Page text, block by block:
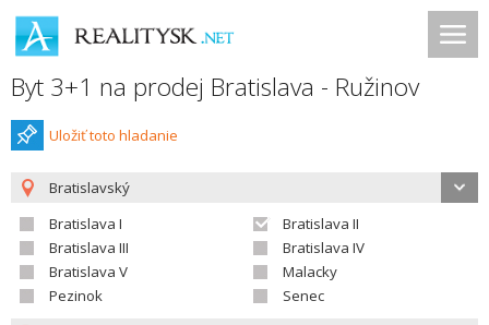
Byt 3+1 na prodej Bratislava - Ružinov
Uložiť toto hladanie
Bratislavský
Bratislava I
Bratislava II
Bratislava III
Bratislava IV
Bratislava V
Malacky
Pezinok
Senec